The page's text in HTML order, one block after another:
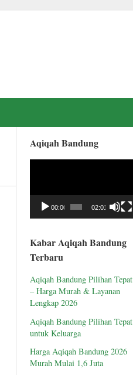
Aqiqah Bandung
00:00 02:01
Kabar Aqiqah Bandung
Terbaru
Aqiqah Bandung Pilihan Tepat
– Harga Murah & Layanan
Lengkap 2026
Aqiqah Bandung Pilihan Tepat
untuk Keluarga
Harga Aqiqah Bandung 2026
Murah Mulai 1,6 Juta